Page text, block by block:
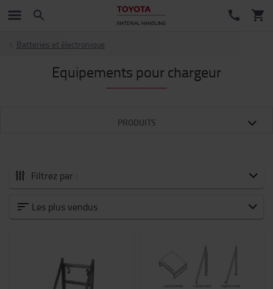
Batteries et électronique
Equipements pour chargeur
PRODUITS
Filtrez par :
Tous les Accessoires
Batteries et électronique
Chariot moteur thermique
Chariots et trottinettes industriels
Les plus vendus